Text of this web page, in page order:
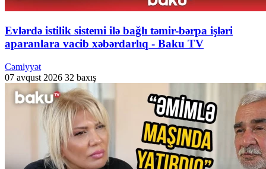
Evlərdə istilik sistemi ilə bağlı təmir-bərpa işləri
aparanlara vacib xəbərdarlıq - Baku TV
Cəmiyyət
07 avqust 2026 32 baxış